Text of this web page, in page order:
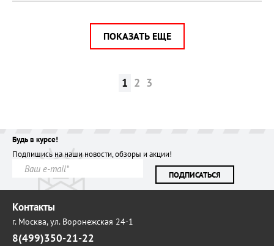
ПОКАЗАТЬ ЕЩЕ
1 2 3
Будь в курсе!
Подпишись на наши новости, обзоры и акции!
ПОДПИСАТЬСЯ
Контакты
г. Москва,ул. Воронежская 24-1
8(499)350-21-22